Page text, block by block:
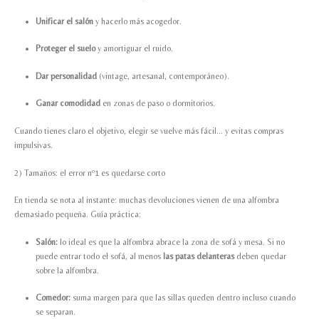
Unificar el salóny hacerlo más acogedor.
Proteger el sueloy amortiguar el ruido.
Dar personalidad(vintage, artesanal, contemporáneo).
Ganar comodidaden zonas de paso o dormitorios.
Cuando tienes claro el objetivo, elegir se vuelve más fácil… y evitas compras
impulsivas.
2) Tamaños: el error nº1 es quedarse corto
En tienda se nota al instante: muchas devoluciones vienen de una alfombra
demasiado pequeña. Guía práctica:
Salón:lo ideal es que la alfombra abrace la zona de sofá y mesa. Si no
puede entrar todo el sofá, al menos las patas delanterasdeben quedar
sobre la alfombra.
Comedor:suma margen para que las sillas queden dentro incluso cuando
se separan.